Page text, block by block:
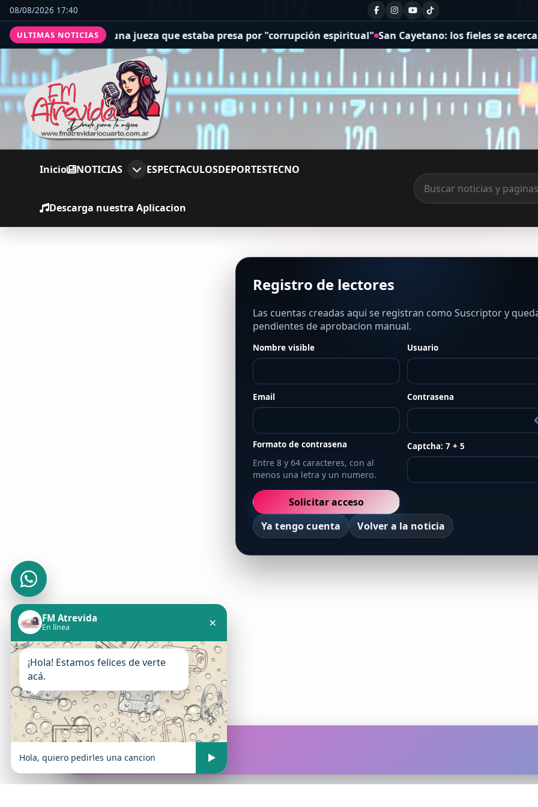
08/08/2026 17:40
ULTIMAS NOTICIAS
liberó a una jueza que estaba presa por "corrupción espiritual" San Cayetano: los fieles se acercaron
Inicio NOTICIAS ESPECTACULOSDEPORTESTECNO
Descarga nuestra Aplicacion
Registro de lectores
Las cuentas creadas aqui se registran como Suscriptor y
pendientes de aprobacion manual.
Nombre visible Usuario
Email Contrasena
Formato de contrasena
Entre 8 y 64 caracteres, con al
menos una letra y un numero.
Captcha: 7 + 5
Solicitar acceso
Ya tengo cuenta
Volver a la noticia
FM Atrevida
En vivo
FM Atrevida
En línea ×
¡Hola! Estamos felices de verte
acá.